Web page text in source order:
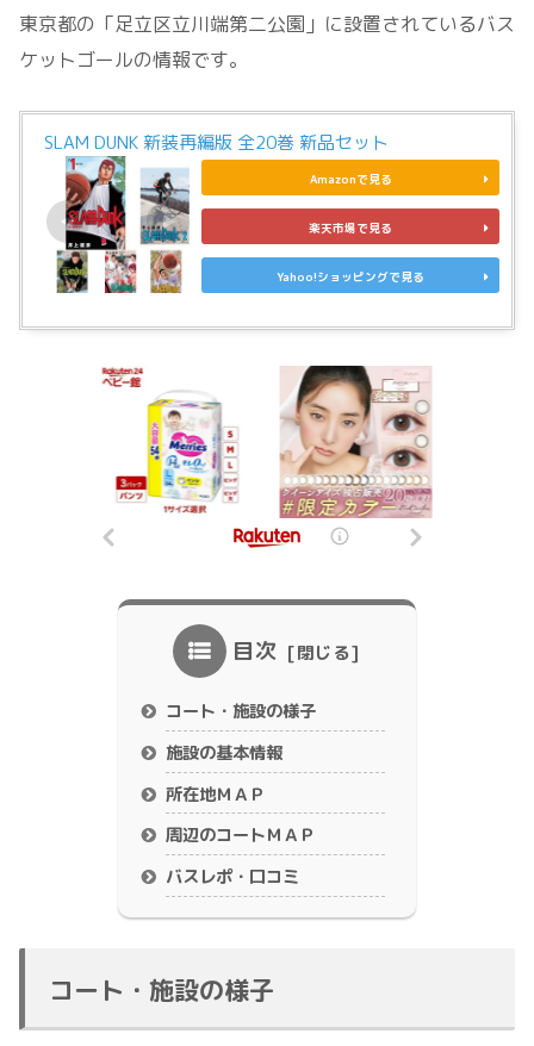
東京都の「足立区立川端第二公園」に設置されているバス
ケットゴールの情報です。
SLAM DUNK 新装再編版 全20巻 新品セット
Amazonで見る
楽天市場で見る
Yahoo!ショッピングで見る
目次
コート・施設の様子
施設の基本情報
所在地ＭＡＰ
周辺のコートＭＡＰ
バスレポ・口コミ
コート・施設の様子